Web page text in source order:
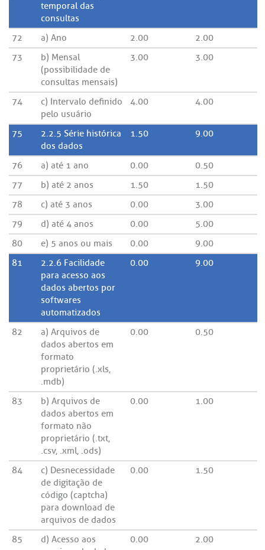
temporal das
consultas
72 a) Ano 2.00
2.00
73
b) Mensal
(possibilidade de
consultas mensais)
3.00 3.00
74
c) Intervalo definido
pelo usuário
4.00 4.00
75
2.2.5 Série histórica
dos dados
1.50 9.00
76 a) até 1 ano 0.00
0.50
77
b) até 2 anos 1.50
1.50
78
c) até 3 anos 0.00
3.00
79
d) até 4 anos 0.00
5.00
80
e) 5 anos ou mais 0.00
9.00
81
2.2.6 Facilidade
para acesso aos
dados abertos por
softwares
automatizados
0.00 9.00
82
a) Arquivos de
dados abertos em
formato
proprietário (.xls,
.mdb)
0.00 0.50
83
b) Arquivos de
dados abertos em
formato não
proprietário (.txt,
.csv, .xml, .ods)
0.00 1.00
84
c) Desnecessidade
de digitação de
código (captcha)
para download de
arquivos de dados
0.00 1.50
85
d) Acesso aos
0.00 2.00